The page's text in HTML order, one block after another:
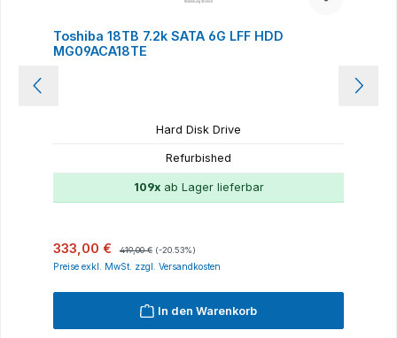
Toshiba 18TB 7.2k SATA 6G LFF HDD
MG09ACA18TE
Hard Disk Drive
Refurbished
109xab Lager lieferbar
Verkaufspreis:
333,00 € Regulärer Preis:
419,00 € (-20.53%)
Preise exkl. MwSt. zzgl. Versandkosten
In den Warenkorb